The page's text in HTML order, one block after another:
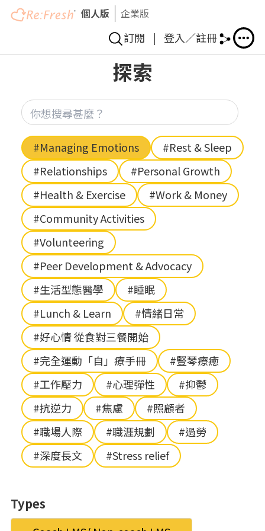
Skip
content
個人版 企業版
訂閱 | 登入／註冊
探索
Hashtag
#Managing Emotions
#Rest & Sleep
#Relationships
#Personal Growth
#Health & Exercise
#Work & Money
#Community Activities
#Volunteering
#Peer Development & Advocacy
#生活型態醫學
#睡眠
#Lunch & Learn
#情緒日常
#好心情 從食對三餐開始
#完全運動「自」療手冊
#豎琴療癒
#工作壓力
#心理彈性
#抑鬱
#抗逆力
#焦慮
#照顧者
#職場人際
#職涯規劃
#過勞
#深度長文
#Stress relief
Types